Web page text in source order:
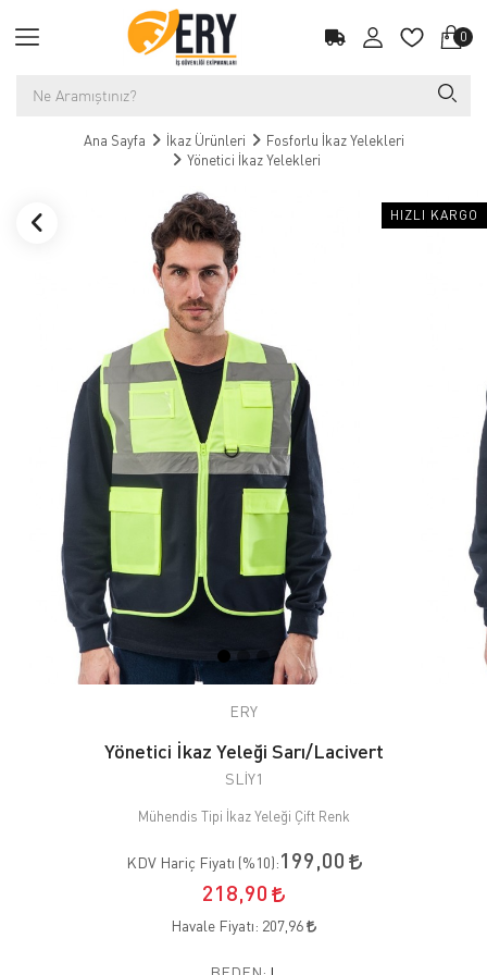
0
Ana Sayfa İkaz Ürünleri
Fosforlu İkaz Yelekleri
Yönetici İkaz Yelekleri
HIZLI KARGO
ERY
Yönetici İkaz Yeleği Sarı/Lacivert
SLİY1
Mühendis Tipi İkaz Yeleği Çift Renk
KDV Hariç Fiyatı (%10):199,00
218,90
Havale Fiyatı: 207,96